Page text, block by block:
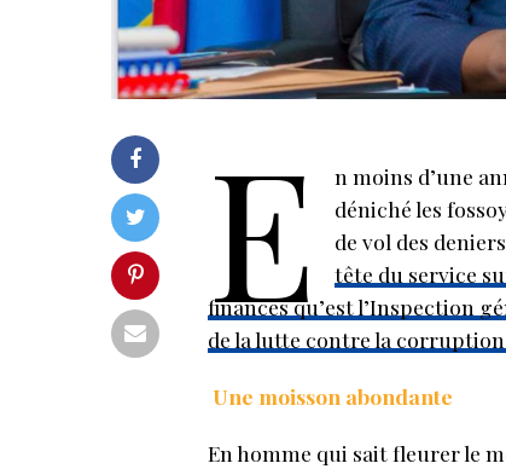
E
n moins d’une
déniché les
de vol des
tête du service
finances qu’est l’Inspection
de la lutte contre la corruption
Une moisson abondante
En homme qui sait fleurer le